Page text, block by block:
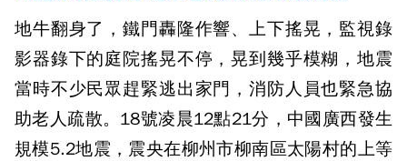
地牛翻身了，鐵門轟隆作響、上下搖晃，監視錄
影器錄下的庭院搖晃不停，晃到幾乎模糊，地震
當時不少民眾趕緊逃出家門，消防人員也緊急協
助老人疏散。18號凌晨12點21分，中國廣西發生
規模5.2地震，震央在柳州市柳南區太陽村的上等